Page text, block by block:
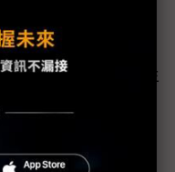
經濟的水準，
2.4億~2.5億
億台上下，2021年
常水準，下半年